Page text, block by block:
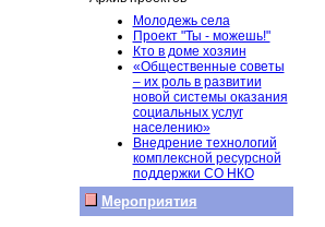
Молодежь села
Проект "Ты - можешь!"
Кто в доме хозяин
«Общественные советы
– их роль в развитии
новой системы оказания
социальных услуг
населению»
Внедрение технологий
комплексной ресурсной
поддержки СО НКО
Мероприятия